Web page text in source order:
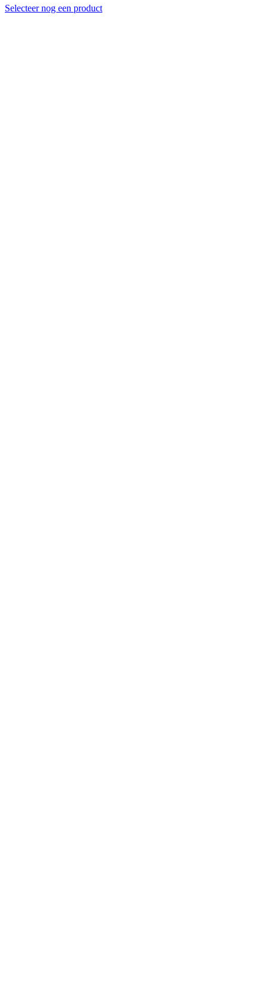
Selecteer nog een product